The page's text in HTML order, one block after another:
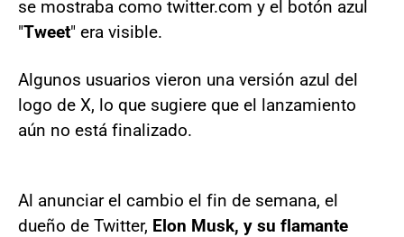
se mostraba como twitter.com y el botón azul
"Tweet" era visible.
Algunos usuarios vieron una versión azul del
logo de X, lo que sugiere que el lanzamiento
aún no está finalizado.
Al anunciar el cambio el fin de semana, el
dueño de Twitter, Elon Musk, y su flamante